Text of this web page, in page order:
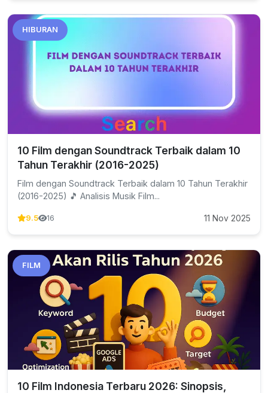
HIBURAN
10 Film dengan Soundtrack Terbaik dalam 10
Tahun Terakhir (2016-2025)
Film dengan Soundtrack Terbaik dalam 10 Tahun Terakhir
(2016-2025) 🎵 Analisis Musik Film...
9.5 16 11 Nov 2025
FILM
10 Film Indonesia Terbaru 2026: Sinopsis,